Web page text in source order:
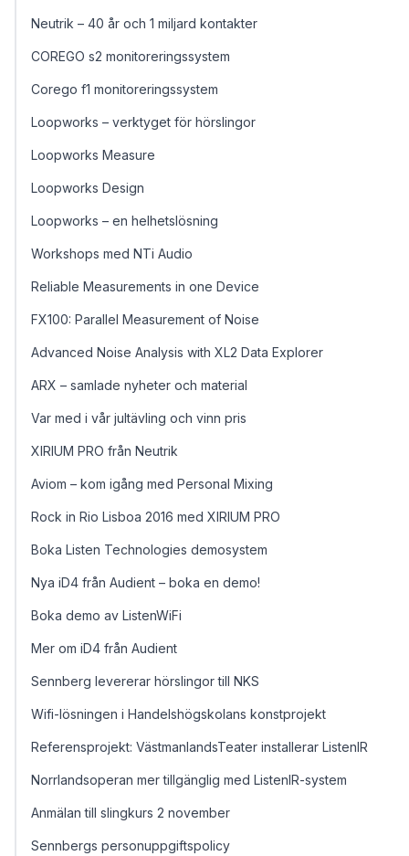
Neutrik – 40 år och 1 miljard kontakter
COREGO s2 monitoreringssystem
Corego f1 monitoreringssystem
Loopworks – verktyget för hörslingor
Loopworks Measure
Loopworks Design
Loopworks – en helhetslösning
Workshops med NTi Audio
Reliable Measurements in one Device
FX100: Parallel Measurement of Noise
Advanced Noise Analysis with XL2 Data Explorer
ARX – samlade nyheter och material
Var med i vår jultävling och vinn pris
XIRIUM PRO från Neutrik
Aviom – kom igång med Personal Mixing
Rock in Rio Lisboa 2016 med XIRIUM PRO
Boka Listen Technologies demosystem
Nya iD4 från Audient – boka en demo!
Boka demo av ListenWiFi
Mer om iD4 från Audient
Sennberg levererar hörslingor till NKS
Wifi-lösningen i Handelshögskolans konstprojekt
Referensprojekt: VästmanlandsTeater installerar ListenIR
Norrlandsoperan mer tillgänglig med ListenIR-system
Anmälan till slingkurs 2 november
Sennbergs personuppgiftspolicy